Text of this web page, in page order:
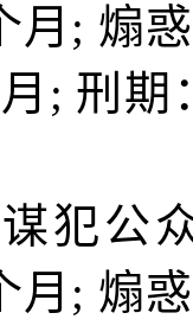
月 ; 煽
; 刑期
犯公
月 ; 煽